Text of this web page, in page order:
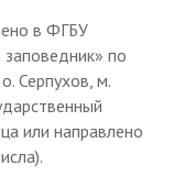
в ФГБУ
по
Серпухов, м.
или направлено